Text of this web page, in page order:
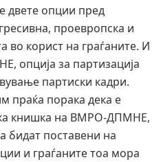
двете опции пред
проевропска и
во корист на граѓаните. И
опција за партизација
партиски кадри.
праќа порака дека е
книшка на ВМРО-ДПМНЕ,
бидат поставени на
и граѓаните тоа мора